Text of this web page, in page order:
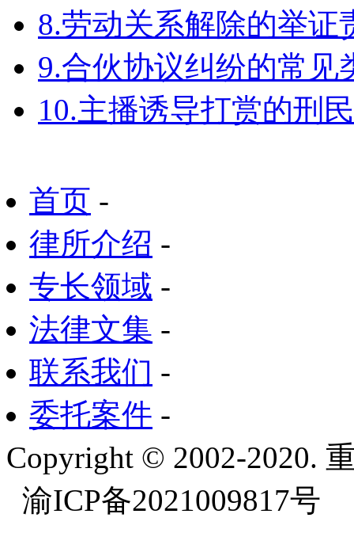
8.劳动关系解除的举证
9.合伙协议纠纷的常见
10.主播诱导打赏的刑
首页 -
律所介绍 -
专长领域 -
法律文集 -
联系我们 -
委托案件 -
Copyright © 2002-2020.
渝ICP备2021009817号